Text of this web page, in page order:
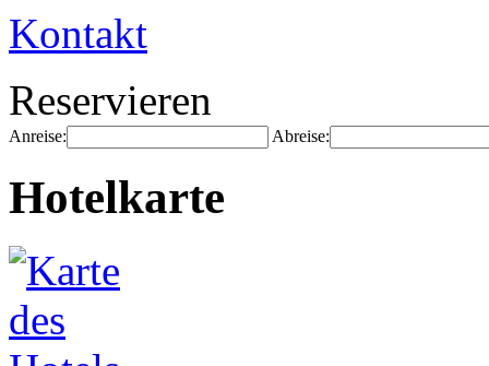
Kontakt
Reservieren
Anreise: Abreise:
Hotelkarte